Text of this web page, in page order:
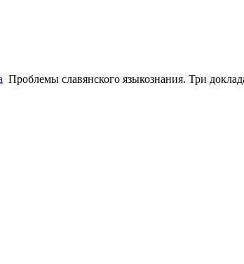
Проблемы славянского языкознания. Три